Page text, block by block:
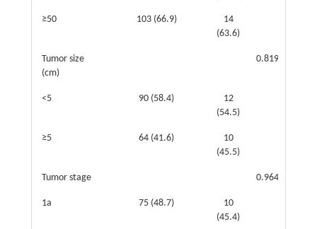
≥50 103 (66.9)
14
(63.6)
Tumor size
(cm)
0.819
<5 90 (58.4)
12
(54.5)
≥5 64 (41.6)
10
(45.5)
Tumor stage 0.964
1a 75 (48.7)
10
(45.4)